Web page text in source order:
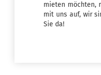
mieten möchten,
mit uns auf, wir
Sie da!